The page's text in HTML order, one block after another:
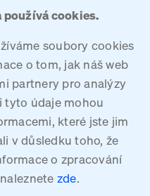
používá cookies.
soubory cookies
o tom, jak náš web
partnery pro analýzy
tyto údaje mohou
které jste jim
v důsledku toho, že
o zpracování
zde.